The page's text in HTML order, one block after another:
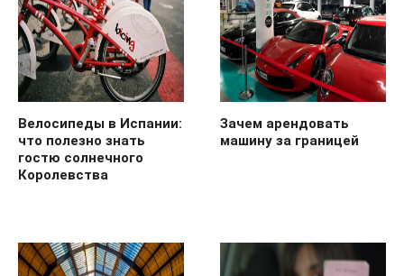
Велосипеды в Испании:
что полезно знать
гостю солнечного
Королевства
Зачем арендовать
машину за границей